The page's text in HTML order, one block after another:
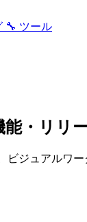
🔧 ツール
・リリ
ジュアルワ